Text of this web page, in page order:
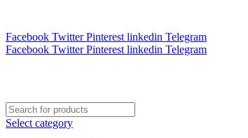
Facebook Twitter Pinterest linkedin Telegram
Facebook Twitter Pinterest linkedin Telegram
Select category